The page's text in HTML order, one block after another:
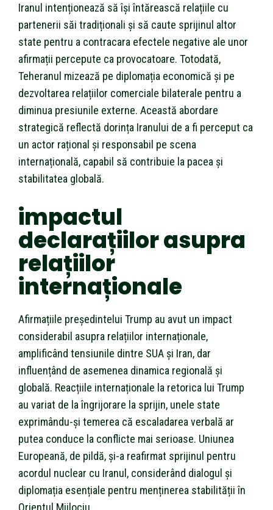
Iranul intenționează să își întărească relațiile cu
partenerii săi tradiționali și să caute sprijinul altor
state pentru a contracara efectele negative ale unor
afirmații percepute ca provocatoare. Totodată,
Teheranul mizează pe diplomația economică și pe
dezvoltarea relațiilor comerciale bilaterale pentru a
diminua presiunile externe. Această abordare
strategică reflectă dorința Iranului de a fi perceput ca
un actor rațional și responsabil pe scena
internațională, capabil să contribuie la pacea și
stabilitatea globală.
impactul
declarațiilor asupra
relațiilor
internaționale
Afirmațiile președintelui Trump au avut un impact
considerabil asupra relațiilor internaționale,
amplificând tensiunile dintre SUA și Iran, dar
influențând de asemenea dinamica regională și
globală. Reacțiile internaționale la retorica lui Trump
au variat de la îngrijorare la sprijin, unele state
exprimându-și temerea că escaladarea verbală ar
putea conduce la conflicte mai serioase. Uniunea
Europeană, de pildă, și-a reafirmat sprijinul pentru
acordul nuclear cu Iranul, considerând dialogul și
diplomația esențiale pentru menținerea stabilității în
Orientul Mijlociu.